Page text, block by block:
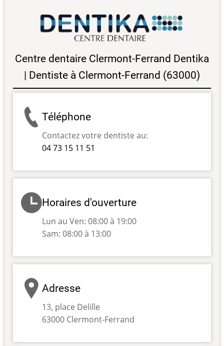
Centre dentaire Clermont-Ferrand Dentika
| Dentiste à Clermont-Ferrand (63000)
Téléphone
Contactez votre dentiste au:
04 73 15 11 51
Horaires d'ouverture
Lun au Ven: 08:00 à 19:00
Sam: 08:00 à 13:00
Adresse
13, place Delille
63000 Clermont-Ferrand